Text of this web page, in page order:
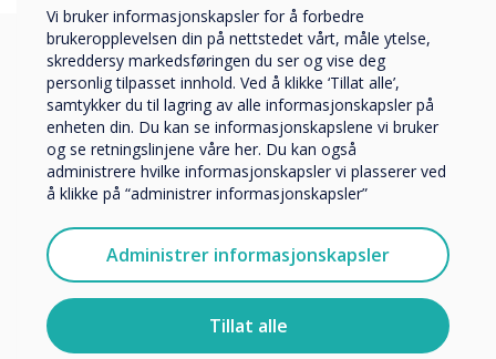
Complete your Pico XI
Digital Signage
solution by
connecting additional
technology:
Vi bruker informasjonskapsler for å forbedre
brukeropplevelsen din på nettstedet vårt, måle ytelse,
skreddersy markedsføringen du ser og vise deg
personlig tilpasset innhold. Ved å klikke ‘Tillat alle’,
samtykker du til lagring av alle informasjonskapsler på
enheten din. Du kan se informasjonskapslene vi bruker
og se retningslinjene våre her. Du kan også
administrere hvilke informasjonskapsler vi plasserer ved
å klikke på “administrer informasjonskapsler”
Administrer informasjonskapsler
Tillat alle
Företag
Övriga
Selskapets navn
Vi vil gjerne kontakte deg angående våre produkter og
tjenester via e-post, telefon eller post.
Jeg godtar å motta kommunikasjon fra
Clevertouch.
For informasjon om hvordan vi samler inn og bruker
personopplysningene dine, se vår
personvernerklæring.
Ved å klikke på send gir du samtykke til Clevertouch til å